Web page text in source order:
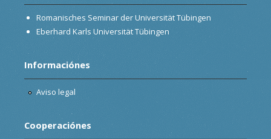
Romanisches Seminar der Universität Tübingen
Eberhard Karls Universität Tübingen
Informaciónes
Aviso legal
Cooperaciónes